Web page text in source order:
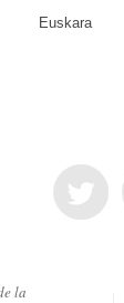
Euskara
la